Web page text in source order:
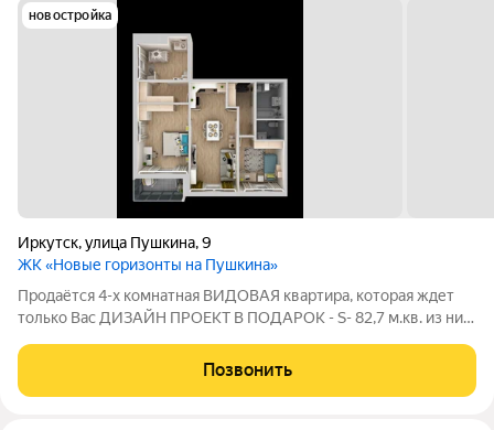
новостройка
Иркутск,улица Пушкина,9
ЖК «Новые горизонты на Пушкина»
Продаётся 4-х комнатная ВИДОВАЯ квартира, которая ждет
только Вас ДИЗАЙН ПРОЕКТ В ПОДАРОК - S- 82,7 м.кв. из них
НОВЫЕ ГОРИЗОНТЫ НА ПУШКИНА Свердловский район ост.
Райсовет Ул. Пушкина
Позвонить